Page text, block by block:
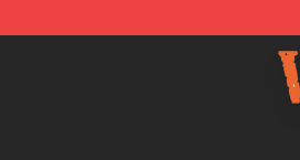
Vlone Shop - Official Vlone